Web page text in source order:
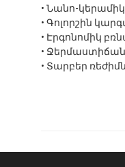
• Նանո-
• Գոլորշին
• Էրգոնոմիկ
•
• Տարբեր